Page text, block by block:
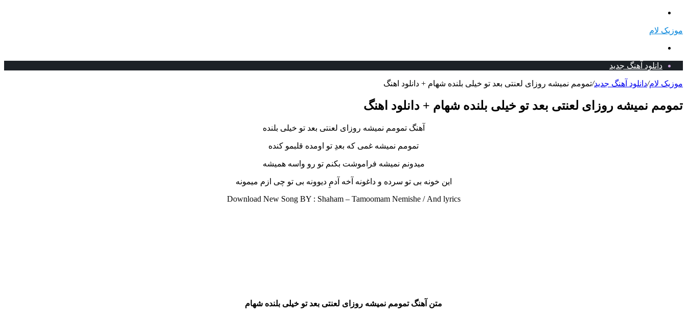
موزیک لام
دانلود آهنگ جدید
موزیک لام/دانلود آهنگ جدید/تمومم نمیشه روزای لعنتی بعد تو خیلی بلنده شهام + دانلود اهنگ
تمومم نمیشه روزای لعنتی بعد تو خیلی بلنده شهام + دانلود اهنگ
آهنگ تمومم نمیشه روزای لعنتی بعد تو خیلی بلنده
تمومم نمیشه غمی که بعدِ تو اومده قلبمو کنده
میدونم نمیشه فراموشت بکنم تو رو واسه همیشه
این خونه بی تو سرده و داغونه آخه آدمِ دیوونه بی تو چی ازم میمونه
Download New Song BY : Shaham – Tamoomam Nemishe / And lyrics
متن آهنگ تمومم نمیشه روزای لعنتی بعد تو خیلی بلنده شهام